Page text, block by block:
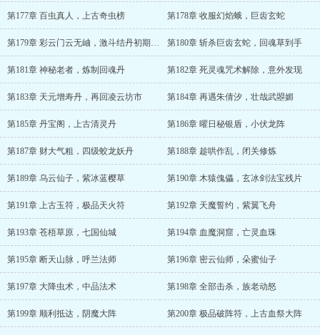
第177章 百虫真人，上古奇虫榜 第178章 收服幻焰蛾，巨齿玄蛇
第179章 彩云门云无岫，激斗结丹初期妖兽 第180章 斩杀巨齿玄蛇，回魂草到手
第181章 神秘老者，炼制回魂丹 第182章 死灵魂咒术解除，意外发现
第183章 天元增寿丹，再回凌云坊市 第184章 再遇朱倩汐，壮哉武曌媚
第185章 丹宝阁，上古清灵丹 第186章 曜日秘银盾，小伏龙阵
第187章 财大气粗，四级蛟龙妖丹 第188章 趁哄作乱，闭关修炼
第189章 乌云仙子，紫冰蓝樱草 第190章 木猿傀儡，玄冰剑法宝残片
第191章 上古玉符，极品天火符 第192章 天魔誓约，紫翼飞舟
第193章 苍梧草原，七国仙城 第194章 血魔洞窟，亡灵血珠
第195章 断天山脉，呼兰法师 第196章 密云仙师，朵蜜仙子
第197章 大降虫术，中品法术 第198章 全部击杀，族老动怒
第199章 顺利抵达，阴魔大阵 第200章 极品破阵符，上古血祭大阵